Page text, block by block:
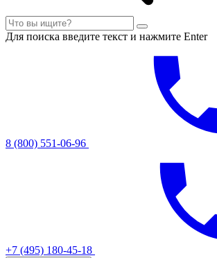
Для поиска введите текст и нажмите Enter
8 (800) 551-06-96
+7 (495) 180-45-18